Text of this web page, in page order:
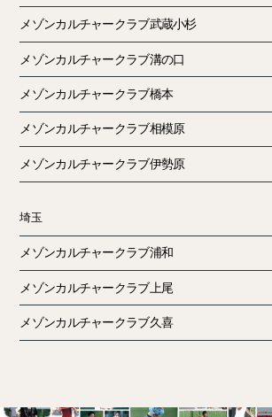
メゾンカルチャークラブ武蔵小杉
メゾンカルチャークラブ溝の口
メゾンカルチャークラブ橋本
メゾンカルチャークラブ相模原
メゾンカルチャークラブ伊勢原
埼玉
メゾンカルチャークラブ浦和
メゾンカルチャークラブ上尾
メゾンカルチャークラブ久喜